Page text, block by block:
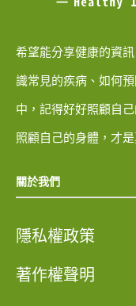
希望能分享健康的資
識常見的疾病、如何
中，記得好好照顧自
照顧自己的身體，才
關於我們
隱私權政策
著作權聲明